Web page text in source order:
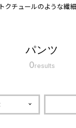
クチュールのような繊
パンツ
0results